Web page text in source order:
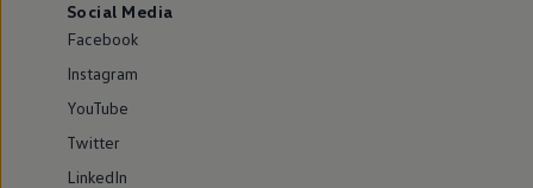
Social Media
Facebook
Instagram
YouTube
Twitter
LinkedIn